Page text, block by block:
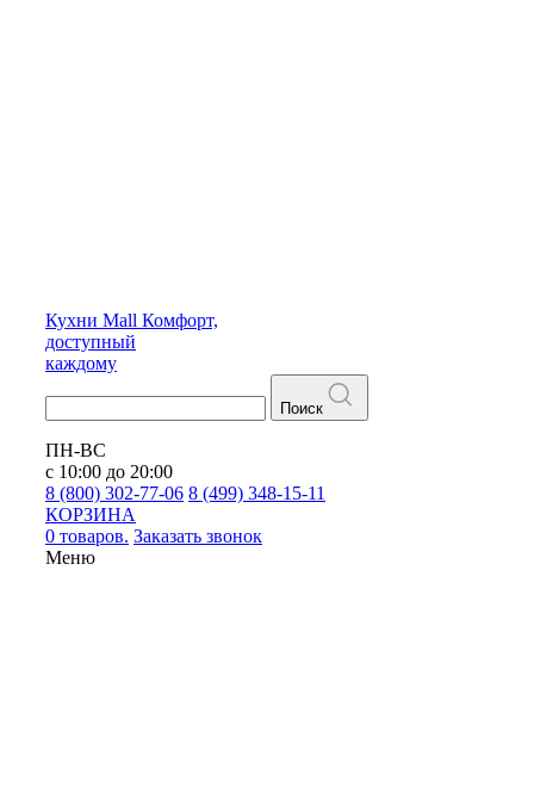
Кухни Mall Комфорт,
доступный
каждому
Поиск
ПН-ВС
с 10:00 до 20:00
8 (800) 302-77-06 8 (499) 348-15-11
КОРЗИНА
0 товаров. Заказать звонок
Меню